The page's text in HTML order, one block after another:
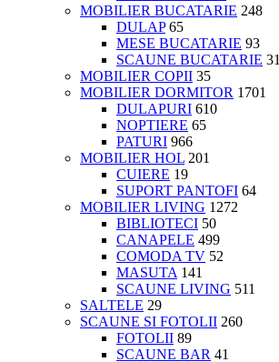
MOBILIER BUCATARIE 248
DULAP 65
MESE BUCATARIE 93
SCAUNE BUCATARIE 31
MOBILIER COPII 35
MOBILIER DORMITOR 1701
DULAPURI 610
NOPTIERE 65
PATURI 966
MOBILIER HOL 201
CUIERE 19
SUPORT PANTOFI 64
MOBILIER LIVING 1272
BIBLIOTECI 50
CANAPELE 499
COMODA TV 52
MASUTA 141
SCAUNE LIVING 511
SALTELE 29
SCAUNE SI FOTOLII 260
FOTOLII 89
SCAUNE BAR 41